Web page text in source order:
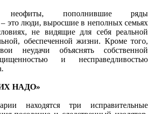
пополнившие ряды
это люди, выросшие в неполных семьях
не видящие для себя реальной
обеспеченной жизни. Кроме того,
неудачи объяснять собственной
и несправедливостью
НАДО»
находятся три исправительные